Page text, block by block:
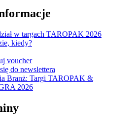
w targach TAROPAK 2026
kiedy?
voucher
do newslettera
Branż: Targi TAROPAK &
2026